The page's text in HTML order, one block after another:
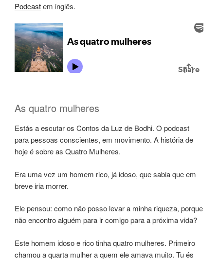
Podcastem inglês.
As quatro mulheres
Estás a escutar os Contos da Luz de Bodhi. O podcast
para pessoas conscientes, em movimento. A história de
hoje é sobre as Quatro Mulheres.
Era uma vez um homem rico, já idoso, que sabia que em
breve iria morrer.
Ele pensou: como não posso levar a minha riqueza, porque
não encontro alguém para ir comigo para a próxima vida?
Este homem idoso e rico tinha quatro mulheres. Primeiro
chamou a quarta mulher a quem ele amava muito. Tu és